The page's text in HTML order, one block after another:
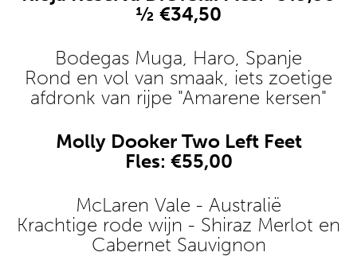
½ €34,50
Bodegas Muga, Haro, Spanje
Rond en vol van smaak, iets zoetige
afdronk van rijpe "Amarene kersen"
Molly Dooker Two Left Feet
Fles: €55,00
McLaren Vale - Australië
Krachtige rode wijn - Shiraz Merlot en
Cabernet Sauvignon